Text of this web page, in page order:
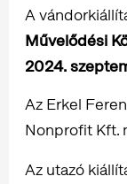
A
Művelődési
2024.
Az Erkel
Nonprofit Kft.
Az utazó